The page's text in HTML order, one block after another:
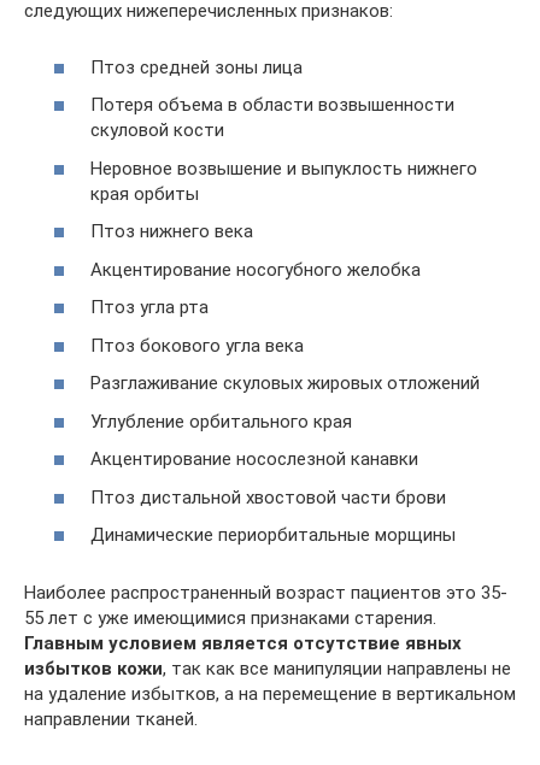
следующих нижеперечисленных признаков:
Птоз средней зоны лица
Потеря объема в области возвышенности
скуловой кости
Неровное возвышение и выпуклость нижнего
края орбиты
Птоз нижнего века
Акцентирование носогубного желобка
Птоз угла рта
Птоз бокового угла века
Разглаживание скуловых жировых отложений
Углубление орбитального края
Акцентирование носослезной канавки
Птоз дистальной хвостовой части брови
Динамические периорбитальные морщины
Наиболее распространенный возраст пациентов это 35-
55 лет с уже имеющимися признаками старения.
Главным условием является отсутствие явных
избытков кожи, так как все манипуляции направлены не
на удаление избытков, а на перемещение в вертикальном
направлении тканей.